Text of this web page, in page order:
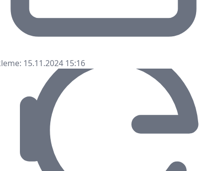
15.11.2024 15:16